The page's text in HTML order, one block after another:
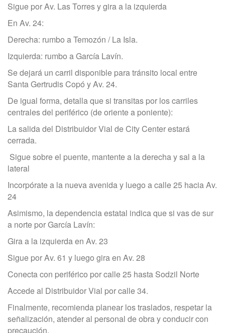
Sigue por Av. Las Torres y gira a la izquierda
En Av. 24:
Derecha: rumbo a Temozón / La Isla.
Izquierda: rumbo a García Lavín.
Se dejará un carril disponible para tránsito local entre
Santa Gertrudis Copó y Av. 24.
De igual forma, detalla que si transitas por los carriles
centrales del periférico (de oriente a poniente):
La salida del Distribuidor Vial de City Center estará
cerrada.
Sigue sobre el puente, mantente a la derecha y sal a la
lateral
Incorpórate a la nueva avenida y luego a calle 25 hacia Av.
24
Asimismo, la dependencia estatal indica que si vas de sur
a norte por García Lavín:
Gira a la izquierda en Av. 23
Sigue por Av. 61 y luego gira en Av. 28
Conecta con periférico por calle 25 hasta Sodzil Norte
Accede al Distribuidor Vial por calle 34.
Finalmente, recomienda planear los traslados, respetar la
señalización, atender al personal de obra y conducir con
precaución.